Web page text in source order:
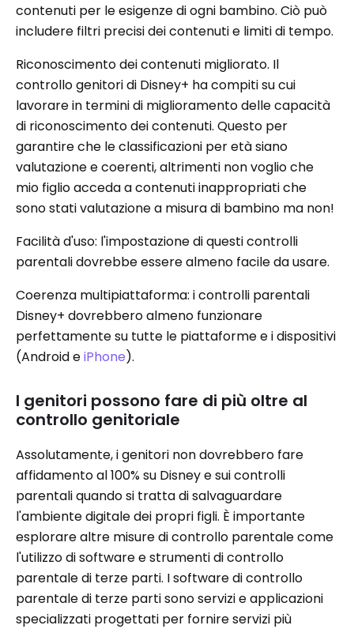
contenuti per le esigenze di ogni bambino. Ciò può
includere filtri precisi dei contenuti e limiti di tempo.
Riconoscimento dei contenuti migliorato. Il
controllo genitori di Disney+ ha compiti su cui
lavorare in termini di miglioramento delle capacità
di riconoscimento dei contenuti. Questo per
garantire che le classificazioni per età siano
valutazione e coerenti, altrimenti non voglio che
mio figlio acceda a contenuti inappropriati che
sono stati valutazione a misura di bambino ma non!
Facilità d'uso: l'impostazione di questi controlli
parentali dovrebbe essere almeno facile da usare.
Coerenza multipiattaforma: i controlli parentali
Disney+ dovrebbero almeno funzionare
perfettamente su tutte le piattaforme e i dispositivi
(Android eiPhone).
I genitori possono fare di più oltre al
controllo genitoriale
Assolutamente, i genitori non dovrebbero fare
affidamento al 100% su Disney e sui controlli
parentali quando si tratta di salvaguardare
l'ambiente digitale dei propri figli. È importante
esplorare altre misure di controllo parentale come
l'utilizzo di software e strumenti di controllo
parentale di terze parti. I software di controllo
parentale di terze parti sono servizi e applicazioni
specializzati progettati per fornire servizi più